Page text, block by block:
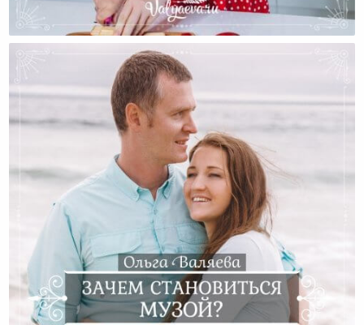
Почему Быть Женой — Это Искусство?